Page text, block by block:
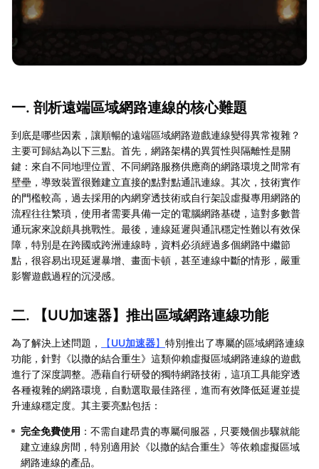
一. 剖析遠端區域網路連線的核心難題
到底是哪些因素，讓順暢的遠端區域網路遊戲連線變得異常複雜？
主要可歸結為以下三點。首先，網路架構的異質性與隔離性是關
鍵：來自不同地理位置、不同網路服務供應商的網路環境之間常有
壁壘，導致裝置很難建立直接的點對點通訊連線。其次，技術實作
的門檻較高，過去採用的內網穿透技術或自行架設虛擬專用網路的
流程往往繁瑣，使用者需要具備一定的電腦網路基礎，這對多數普
通玩家來說頗具挑戰性。最後，連線延遲與通訊穩定性難以有效保
障，特別是在跨國或跨洲連線時，資料必須經過多個網路中繼節
點，很容易出現延遲暴增、畫面卡頓，甚至連線中斷的情形，嚴重
影響遊戲過程的沉浸感。
二. 【UU加速器】推出區域網路連線功能
為了解決上述問題， 【UU加速器】 特別推出了專屬的區域網路連線
功能，針對《以撒的結合重生》這類仰賴虛擬區域網路連線的遊戲
進行了深度調整。憑藉自行研發的獨特網路技術，這項工具能穿透
各種複雜的網路環境，自動選取最佳路徑，進而有效降低延遲並提
升連線穩定度。其主要亮點包括：
完全免費使用 ：不需自建昂貴的專屬伺服器，只要幾個步驟就能
建立連線房間，特別適用於《以撒的結合重生》等依賴虛擬區域
網路連線的產品。